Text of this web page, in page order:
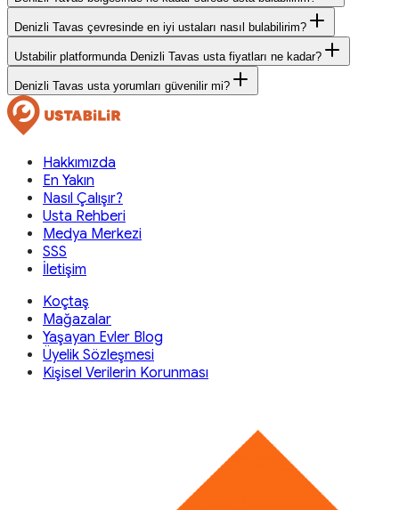
Denizli Tavas çevresinde en iyi ustaları nasıl bulabilirim?
Ustabilir platformunda Denizli Tavas usta fiyatları ne kadar?
Denizli Tavas usta yorumları güvenilir mi?
Hakkımızda
En Yakın
Nasıl Çalışır?
Usta Rehberi
Medya Merkezi
SSS
İletişim
Koçtaş
Mağazalar
Yaşayan Evler Blog
Üyelik Sözleşmesi
Kişisel Verilerin Korunması